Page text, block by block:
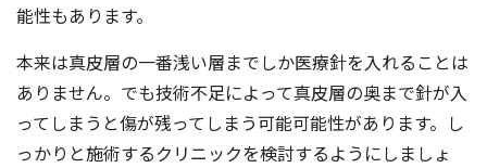
能性もあります。
本来は真皮層の一番浅い層までしか医療針を入れることは
ありません。でも技術不足によって真皮層の奥まで針が入
ってしまうと傷が残ってしまう可能可能性があります。し
っかりと施術するクリニックを検討するようにしましょ